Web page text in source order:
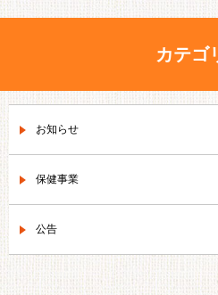
カテゴ
お知らせ
保健事業
公告